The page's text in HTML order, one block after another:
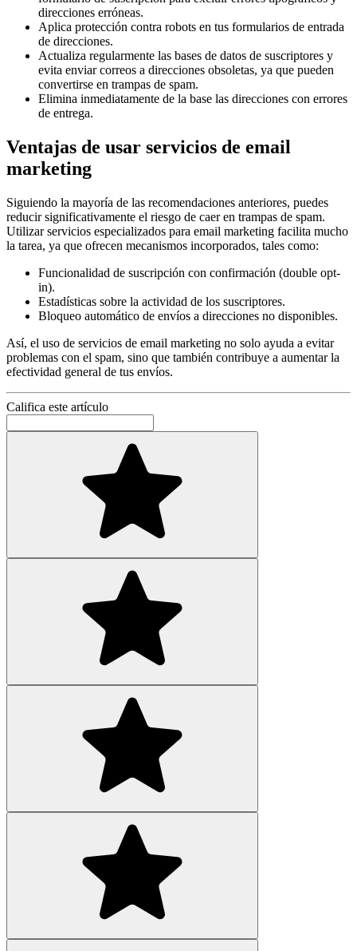
direcciones erróneas.
Aplica protección contra robots en tus formularios de entrada
de direcciones.
Actualiza regularmente las bases de datos de suscriptores y
evita enviar correos a direcciones obsoletas, ya que pueden
convertirse en trampas de spam.
Elimina inmediatamente de la base las direcciones con errores
de entrega.
Ventajas de usar servicios de email
marketing
Siguiendo la mayoría de las recomendaciones anteriores, puedes
reducir significativamente el riesgo de caer en trampas de spam.
Utilizar servicios especializados para email marketing facilita mucho
la tarea, ya que ofrecen mecanismos incorporados, tales como:
Funcionalidad de suscripción con confirmación (double opt-
in).
Estadísticas sobre la actividad de los suscriptores.
Bloqueo automático de envíos a direcciones no disponibles.
Así, el uso de servicios de email marketing no solo ayuda a evitar
problemas con el spam, sino que también contribuye a aumentar la
efectividad general de tus envíos.
Califica este artículo